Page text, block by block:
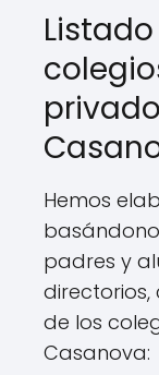
Hemos
padres y
directorios,
de los
Casanova: